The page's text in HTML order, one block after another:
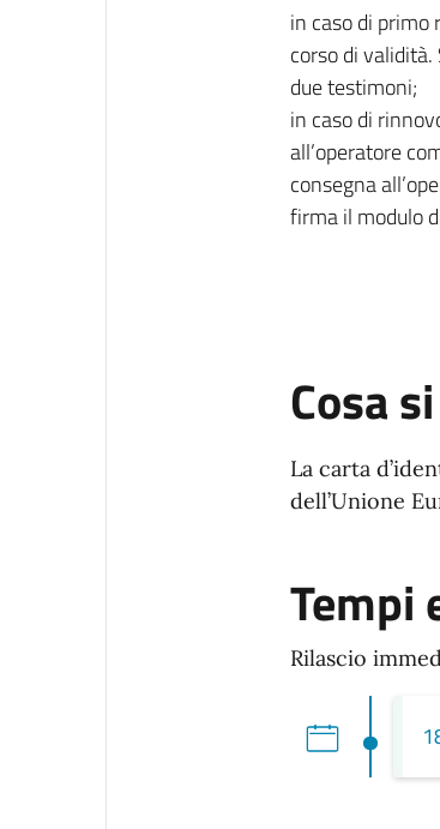
in caso di primo
corso di
due testimoni;
in caso di
all’operatore
consegna
firma il modulo
Cosa
La carta
dell’Unione
Tempi
Rilascio